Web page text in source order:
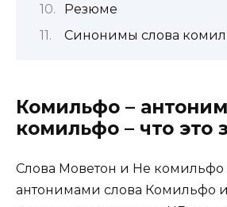
Резюме
Синонимы слова
Комильфо –
комильфо – что это
Слова Моветон и Не комильфо
антонимами слова Комильфо